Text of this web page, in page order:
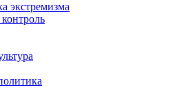
экстремизма